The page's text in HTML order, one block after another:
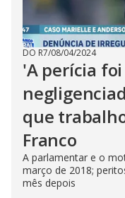
DO R7/08/04/2024
'A perícia
que
Franco
A parlamentar e o
março de 2018;
mês depois